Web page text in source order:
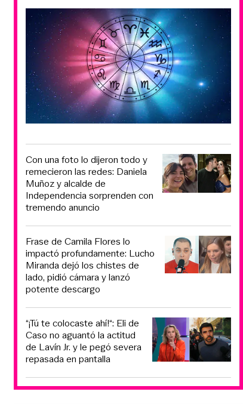
Con una foto lo dijeron todo y
remecieron las redes: Daniela
Muñoz y alcalde de
Independencia sorprenden con
tremendo anuncio
Frase de Camila Flores lo
impactó profundamente: Lucho
Miranda dejó los chistes de
lado, pidió cámara y lanzó
potente descargo
“¡Tú te colocaste ahí!“: Eli de
Caso no aguantó la actitud
de Lavín Jr. y le pegó severa
repasada en pantalla